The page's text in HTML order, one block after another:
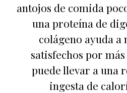
antojos de comida
una proteína de
colágeno ayuda a
satisfechos por
puede llevar a una
ingesta de